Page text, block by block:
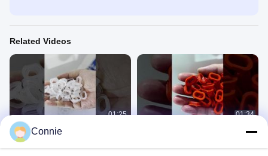
Related Videos
01:25
ओ रिंग के लिए स्वचालित गिनती पैकिंग मशीन
ओ-रिंग, रबर, सिलिकॉन पार्ट्स
01:34
Connie